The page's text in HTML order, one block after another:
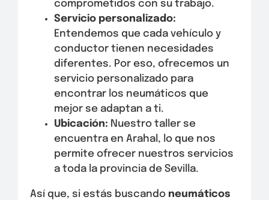
comprometidos con su trabajo.
Servicio personalizado:
Entendemos que cada vehículo y
conductor tienen necesidades
diferentes. Por eso, ofrecemos un
servicio personalizado para
encontrar los neumáticos que
mejor se adaptan a ti.
Ubicación: Nuestro taller se
encuentra en Arahal, lo que nos
permite ofrecer nuestros servicios
a toda la provincia de Sevilla.
Así que, si estás buscando neumáticos